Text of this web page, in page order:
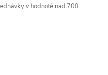
v hodnotě nad 700